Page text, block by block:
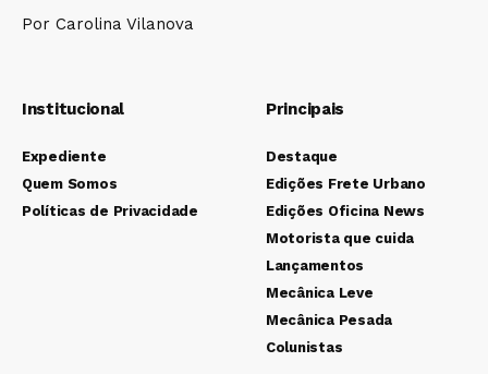
Por Carolina Vilanova
Institucional
Expediente
Quem Somos
Políticas de Privacidade
Principais
Destaque
Edições Frete Urbano
Edições Oficina News
Motorista que cuida
Lançamentos
Mecânica Leve
Mecânica Pesada
Colunistas